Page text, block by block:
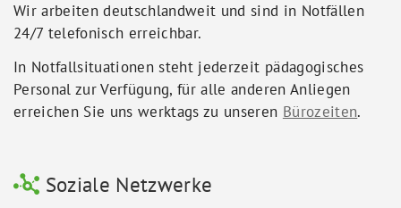
Wir arbeiten deutschlandweit und sind in Notfällen
24/7 telefonisch erreichbar.
In Notfallsituationen steht jederzeit pädagogisches
Personal zur Verfügung, für alle anderen Anliegen
erreichen Sie uns werktags zu unseren Bürozeiten.
Soziale Netzwerke